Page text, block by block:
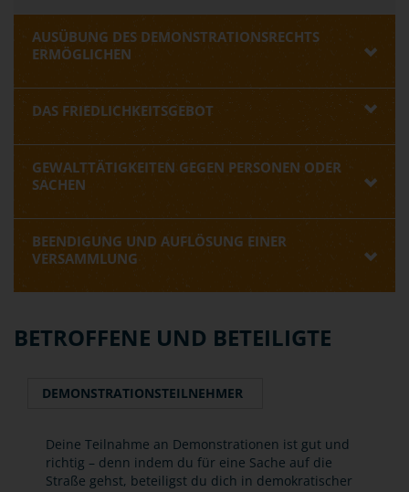
AUSÜBUNG DES DEMONSTRATIONSRECHTS
ERMÖGLICHEN
DAS FRIEDLICHKEITSGEBOT
GEWALTTÄTIGKEITEN GEGEN PERSONEN ODER
SACHEN
BEENDIGUNG UND AUFLÖSUNG EINER
VERSAMMLUNG
BETROFFENE UND BETEILIGTE
DEMONSTRATIONSTEILNEHMER
Deine Teilnahme an Demonstrationen ist gut und
richtig – denn indem du für eine Sache auf die
Straße gehst, beteiligst du dich in demokratischer